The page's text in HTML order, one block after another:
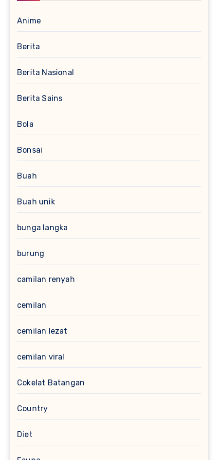
Anime
Berita
Berita Nasional
Berita Sains
Bola
Bonsai
Buah
Buah unik
bunga langka
burung
camilan renyah
cemilan
cemilan lezat
cemilan viral
Cokelat Batangan
Country
Diet